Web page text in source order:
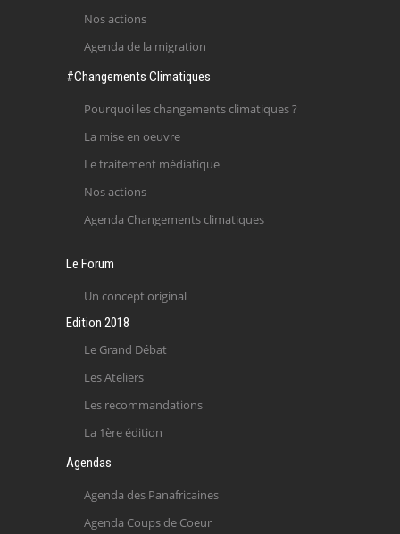
Nos actions
Agenda de la migration
#Changements Climatiques
Pourquoi les changements climatiques ?
La mise en oeuvre
Le traitement médiatique
Nos actions
Agenda Changements climatiques
Le Forum
Un concept original
Edition 2018
Le Grand Débat
Les Ateliers
Les recommandations
La 1ère édition
Agendas
Agenda des Panafricaines
Agenda Coups de Coeur